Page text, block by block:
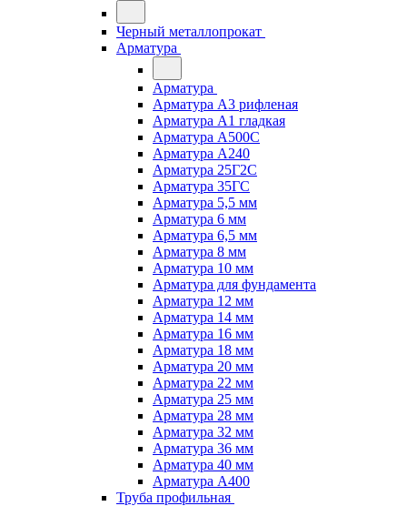
Черный металлопрокат
Арматура
Арматура
Арматура А3 рифленая
Арматура А1 гладкая
Арматура А500С
Арматура А240
Арматура 25Г2С
Арматура 35ГС
Арматура 5,5 мм
Арматура 6 мм
Арматура 6,5 мм
Арматура 8 мм
Арматура 10 мм
Арматура для фундамента
Арматура 12 мм
Арматура 14 мм
Арматура 16 мм
Арматура 18 мм
Арматура 20 мм
Арматура 22 мм
Арматура 25 мм
Арматура 28 мм
Арматура 32 мм
Арматура 36 мм
Арматура 40 мм
Арматура А400
Труба профильная